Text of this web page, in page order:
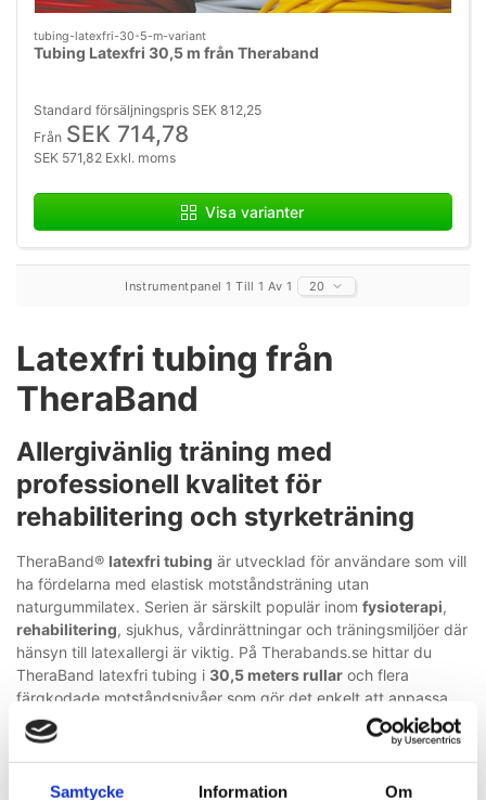
Samtycke Information Om
tubing-latexfri-30-5-m-variant
Tubing Latexfri 30,5 m från Theraband
Standard försäljningspris SEK 812,25
Från SEK 714,78
SEK 571,82 Exkl. moms
Visa varianter
Instrumentpanel 1 Till 1 Av 1 20
Latexfri tubing från
TheraBand
Allergivänlig träning med
professionell kvalitet för
rehabilitering och styrketräning
TheraBand® latexfri tubing är utvecklad för användare som vill
ha fördelarna med elastisk motståndsträning utan
naturgummilatex. Serien är särskilt populär inom fysioterapi,
rehabilitering, sjukhus, vårdinrättningar och träningsmiljöer där
hänsyn till latexallergi är viktig. På Therabands.se hittar du
TheraBand latexfri tubing i 30,5 meters rullar och flera
färgkodade motståndsnivåer som gör det enkelt att anpassa
träningen efter individuella behov.
Den runda tubingkonstruktionen ger ett jämnt och progressivt
motstånd genom hela rörelsen. Tubingen kan användas för